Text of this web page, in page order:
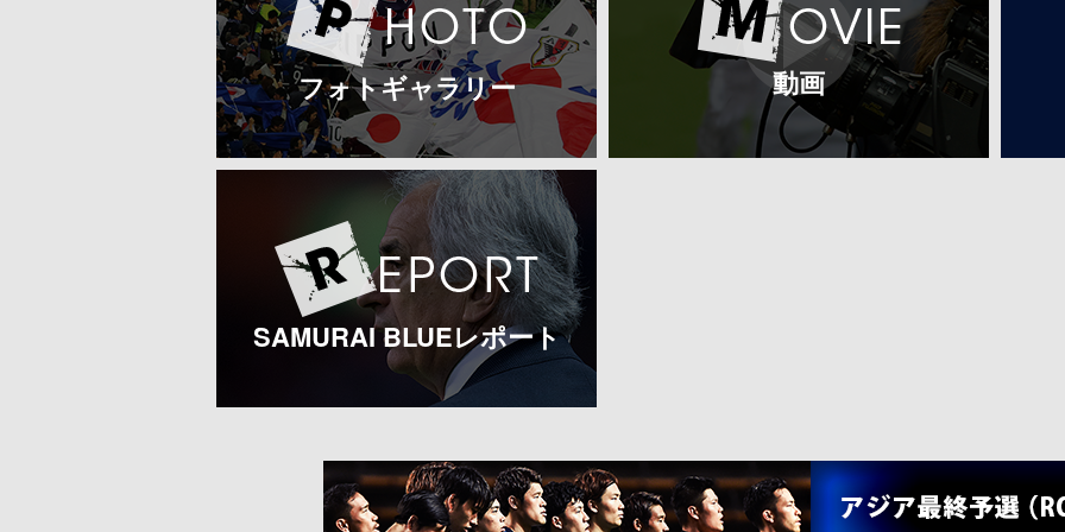
フォトギャラリー 動画
SAMURAI BLUEレポート